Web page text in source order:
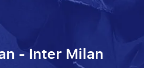
- Inter Milan